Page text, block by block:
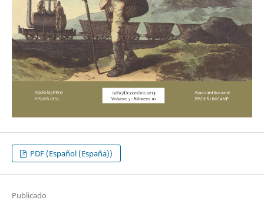
PDF (Español (España))
Publicado